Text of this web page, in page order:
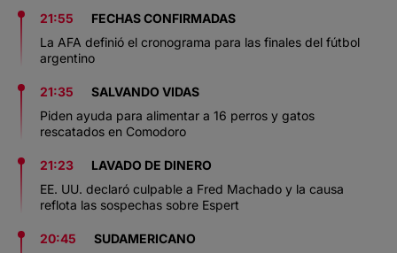
21:55
FECHAS CONFIRMADAS
La AFA definió el cronograma para las finales del fútbol
argentino
21:35
SALVANDO VIDAS
Piden ayuda para alimentar a 16 perros y gatos
rescatados en Comodoro
21:23
LAVADO DE DINERO
EE. UU. declaró culpable a Fred Machado y la causa
reflota las sospechas sobre Espert
20:45
SUDAMERICANO